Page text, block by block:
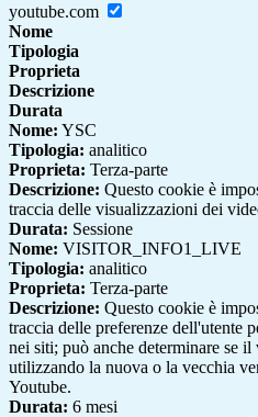
youtube.com
Nome
Tipologia
Proprieta
Descrizione
Durata
Nome: YSC
Tipologia: analitico
Proprieta: Terza-parte
Descrizione: Questo cookie è
traccia delle visualizzazioni dei
Durata: Sessione
Nome: VISITOR_INFO1_LIVE
Tipologia: analitico
Proprieta: Terza-parte
Descrizione: Questo cookie è
traccia delle preferenze dell'utente
nei siti; può anche determinare se
utilizzando la nuova o la vecchia
Youtube.
Durata: 6 mesi